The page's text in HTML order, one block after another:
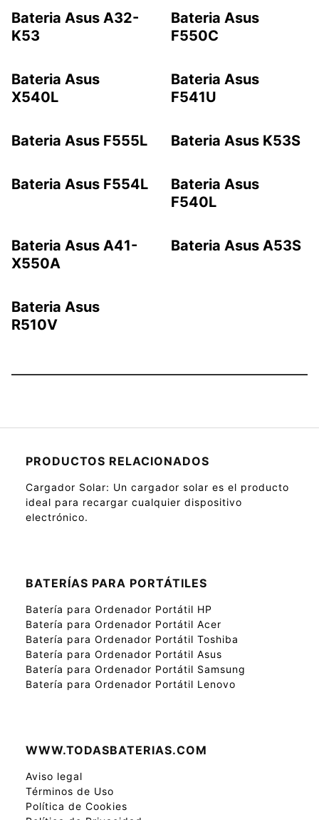
Bateria Asus A32-
K53
Bateria Asus
F550C
Bateria Asus
X540L
Bateria Asus
F541U
Bateria Asus F555L Bateria Asus K53S
Bateria Asus F554L
Bateria Asus
F540L
Bateria Asus A41-
X550A
Bateria Asus A53S
Bateria Asus
R510V
PRODUCTOS RELACIONADOS
Cargador Solar: Un cargador solar es el producto
ideal para recargar cualquier dispositivo
electrónico.
BATERÍAS PARA PORTÁTILES
Batería para Ordenador Portátil HP
Batería para Ordenador Portátil Acer
Batería para Ordenador Portátil Toshiba
Batería para Ordenador Portátil Asus
Batería para Ordenador Portátil Samsung
Batería para Ordenador Portátil Lenovo
WWW.TODASBATERIAS.COM
Aviso legal
Términos de Uso
Política de Cookies